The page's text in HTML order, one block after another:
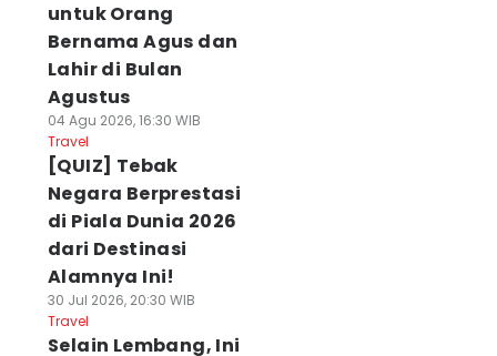
untuk Orang
Bernama Agus dan
Lahir di Bulan
Agustus
04 Agu 2026, 16:30 WIB
Travel
[QUIZ] Tebak
Negara Berprestasi
di Piala Dunia 2026
dari Destinasi
Alamnya Ini!
30 Jul 2026, 20:30 WIB
Travel
Selain Lembang, Ini